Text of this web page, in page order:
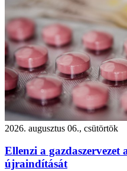
2026. augusztus 06., csütörtök
Ellenzi a gazdaszervezet
újraindítását